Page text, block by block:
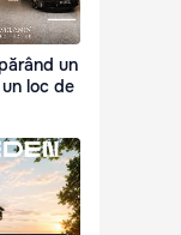
un
loc de